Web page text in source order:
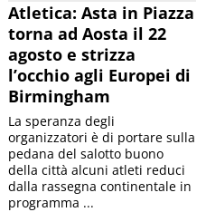
Atletica: Asta in Piazza
torna ad Aosta il 22
agosto e strizza
l’occhio agli Europei di
Birmingham
La speranza degli
organizzatori è di portare sulla
pedana del salotto buono
della città alcuni atleti reduci
dalla rassegna continentale in
programma ...